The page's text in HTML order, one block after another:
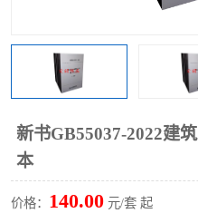
新书GB55037-2022建
本
价格： 140.00 元/套 起
新石油化工检修定额
石油建设安装工程预算定
山东省工程预算定额
电网技改,拆除,检修定额
信息通信建设工程预算定